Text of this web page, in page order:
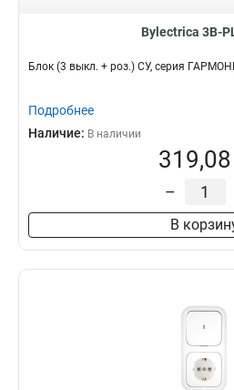
Bylectrica 3В-
Блок (3 выкл. + роз.) СУ, серия
Подробнее
Наличие: В наличии
–
В